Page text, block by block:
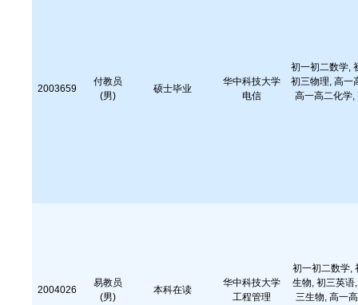
2003659
付教员
(男)
硕士毕业
华中科技大学
电信
初一初二数学,
初三物理, 高一
高一高二化学,
2004026
易教员
(男)
本科在读
华中科技大学
工程管理
初一初二数学,
生物, 初三英语
三生物, 高一